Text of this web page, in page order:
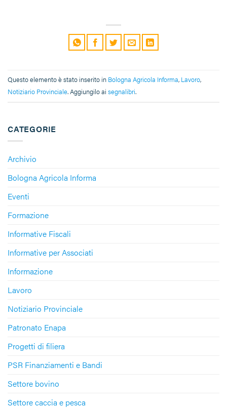
CATEGORIE
Archivio
Bologna Agricola Informa
Eventi
Formazione
Informative Fiscali
Informative per Associati
Informazione
Lavoro
Notiziario Provinciale
Patronato Enapa
Progetti di filiera
PSR Finanziamenti e Bandi
Settore bovino
Settore caccia e pesca
Questo elemento è stato inserito in Bologna Agricola Informa, Lavoro,
Notiziario Provinciale. Aggiungilo ai segnalibri.